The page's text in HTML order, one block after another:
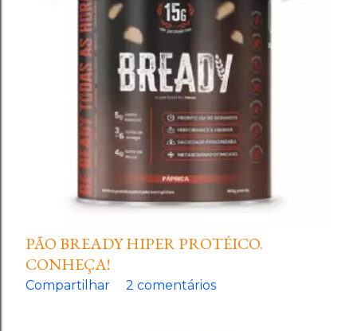
PÃO BREADY HIPER PROTÉICO.
CONHEÇA!
Compartilhar 2 comentários